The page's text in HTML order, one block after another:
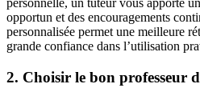
personnelle, un tuteur vous apporte un
opportun et des encouragements
personnalisée permet une meilleure
grande confiance dans l’utilisation
2. Choisir le bon professeur